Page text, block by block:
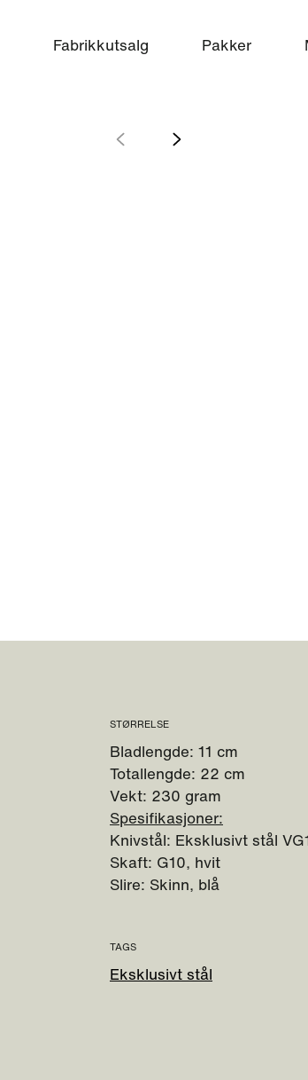
Fabrikkutsalg Pakker
STØRRELSE
Bladlengde: 11 cm
Totallengde: 22 cm
Vekt: 230 gram
Spesifikasjoner:
Knivstål: Eksklusivt stål
Skaft: G10, hvit
Slire: Skinn, blå
TAGS
Eksklusivt stål